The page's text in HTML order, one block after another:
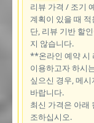
리뷰 가격 / 조기
계획이 있을 때
단, 리뷰 기반 할
지 않습니다.
**온라인 예약 시
이용하고자 하시
싶으신 경우, 메
바랍니다.
최신 가격은 아래
조하십시오.